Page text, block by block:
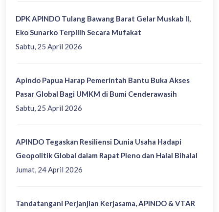
Sabtu, 25 April 2026
DPK APINDO Tulang Bawang Barat Gelar Muskab II,
Eko Sunarko Terpilih Secara Mufakat
Sabtu, 25 April 2026
Apindo Papua Harap Pemerintah Bantu Buka Akses
Pasar Global Bagi UMKM di Bumi Cenderawasih
Jumat, 24 April 2026
APINDO Tegaskan Resiliensi Dunia Usaha Hadapi
Geopolitik Global dalam Rapat Pleno dan Halal Bihalal
Tandatangani Perjanjian Kerjasama, APINDO & VTAR